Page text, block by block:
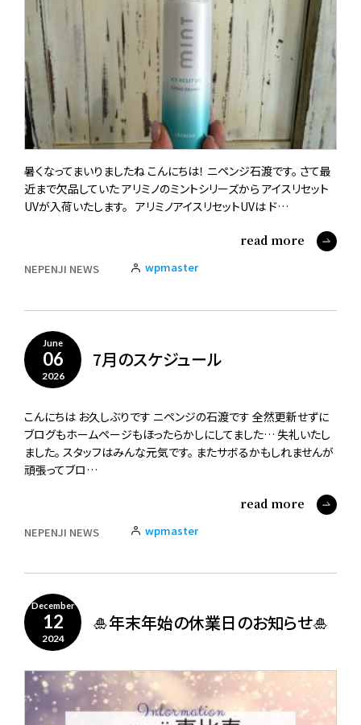
暑くなってまいりましたね こんにちは！ ニペンジ石渡です。 さて最
近まで欠品していた アリミノのミントシリーズから アイスリセット
UVが入荷いたします。 アリミノアイスリセットUVは ド…
read more
NEPENJI NEWS wpmaster
June
06
2026
7月のスケジュール
こんにちは お久しぶりです ニペンジの石渡です 全然更新せずに
ブログもホームページもほったらかしにしてました… 失礼いたし
ました。 スタッフはみんな元気です。 またサボるかもしれませんが
頑張ってブロ…
read more
NEPENJI NEWS wpmaster
December
12
2024
🎍年末年始の休業日のお知らせ🎍